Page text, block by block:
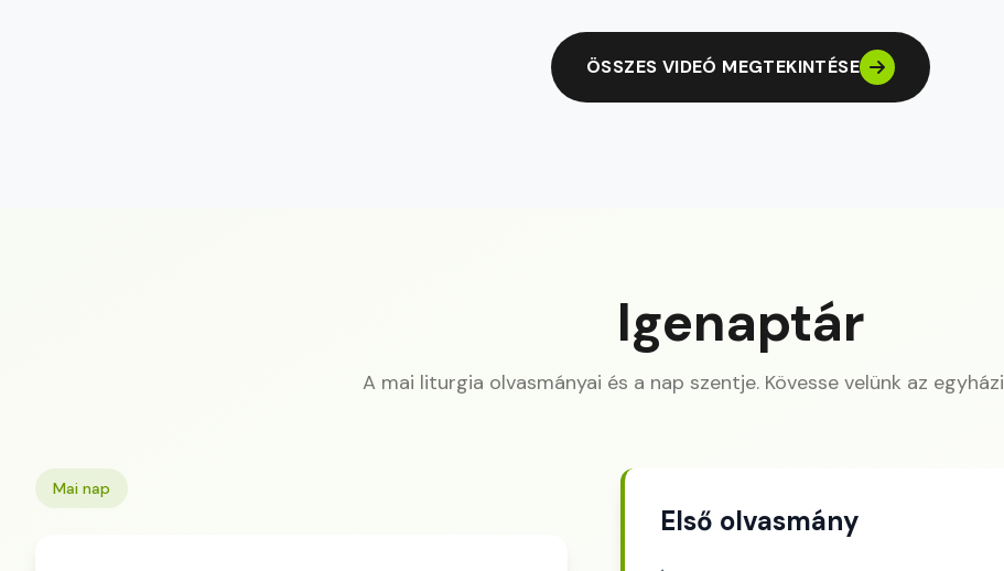
ÖSSZES VIDEÓ MEGTEKINTÉSE
Igenaptár
A mai liturgia olvasmányai és a nap szentje. Kövesse velünk az
Mai nap
Első olvasmány